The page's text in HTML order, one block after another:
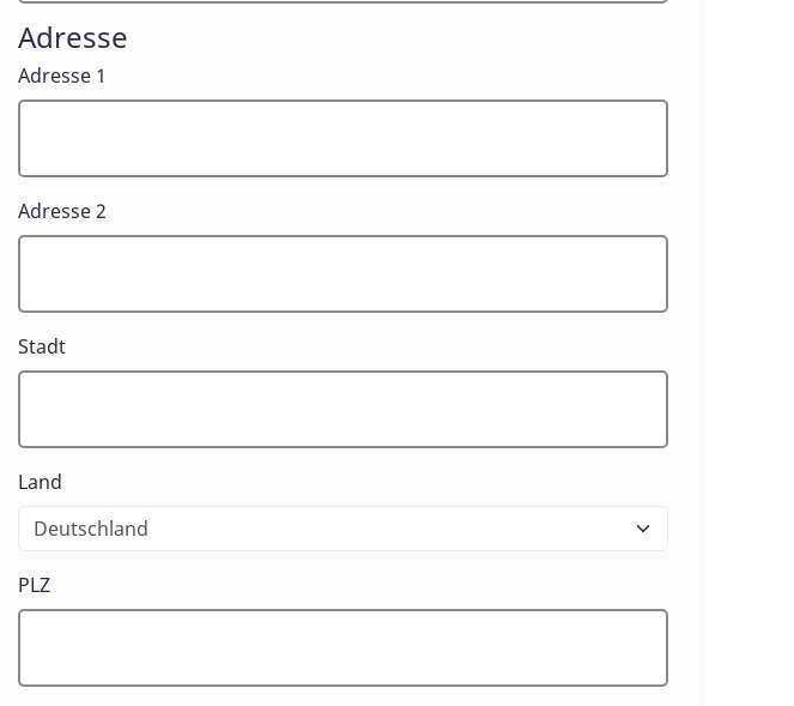
Adresse
Adresse 1
Adresse 2
Stadt
Land
PLZ